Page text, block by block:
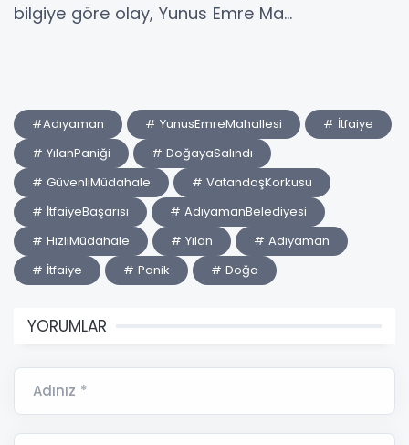
bilgiye göre olay, Yunus Emre Ma...
#Adıyaman # YunusEmreMahallesi
# İtfaiye
# YılanPaniği
# DoğayaSalındı
# GüvenliMüdahale
# VatandaşKorkusu
# İtfaiyeBaşarısı
# AdıyamanBelediyesi
# HızlıMüdahale
# Yılan
# Adıyaman
# İtfaiye
# Panik # Doğa
YORUMLAR
Adınız *